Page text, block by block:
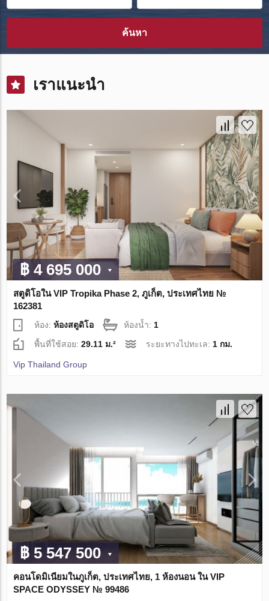
ค้นหา
เราแนะนำ
฿ 4 695 000
สตูดิโอใน VIP Tropika Phase 2, ภูเก็ต, ประเทศไทย №
162381
ห้อง:ห้องสตูดิโอ ห้องน้ำ: 1
พื้นที่ใช้สอย:29.11 ม.² ระยะทางไปทะเล: 1 กม.
Vip Thailand Group
฿ 5 547 500
คอนโดมิเนียมในภูเก็ต, ประเทศไทย, 1 ห้องนอน ใน VIP
SPACE ODYSSEY № 99486